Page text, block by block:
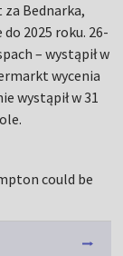
Bednarka,
2025 roku. 26-
– wystąpił w
wycenia
wystąpił w 31
could be